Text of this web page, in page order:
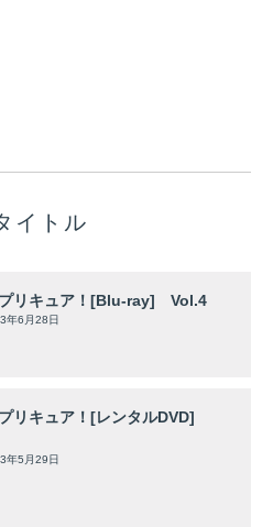
イトル
プリキュア！[Blu-ray] Vol.4
年6月28日
リキュア！[レンタルDVD]
年5月29日